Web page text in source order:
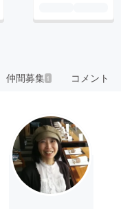
仲間募集 1 コメント